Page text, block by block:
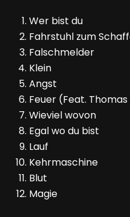
Wer bist du
Fahrstuhl zum
Falschmelder
Klein
Angst
Feuer (Feat. Thomas
Wieviel wovon
Egal wo du bist
Lauf
Kehrmaschine
Blut
Magie